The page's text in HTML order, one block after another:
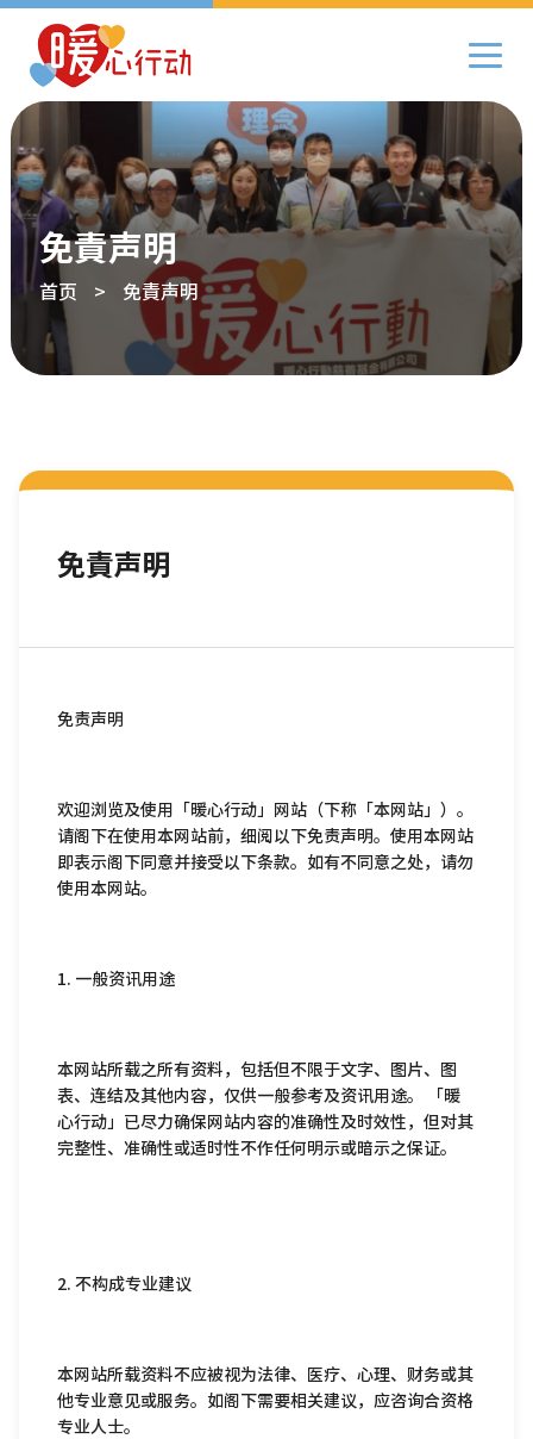
免責声明
首页 > 免責声明
免責声明
免责声明
欢迎浏览及使用「暖心行动」网站（下称「本网站」）。
请阁下在使用本网站前，细阅以下免责声明。使用本网站
即表示阁下同意并接受以下条款。如有不同意之处，请勿
使用本网站。
1. 一般资讯用途
本网站所载之所有资料，包括但不限于文字、图片、图
表、连结及其他内容，仅供一般参考及资讯用途。 「暖
心行动」已尽力确保网站内容的准确性及时效性，但对其
完整性、准确性或适时性不作任何明示或暗示之保证。
2. 不构成专业建议
本网站所载资料不应被视为法律、医疗、心理、财务或其
他专业意见或服务。如阁下需要相关建议，应咨询合资格
专业人士。